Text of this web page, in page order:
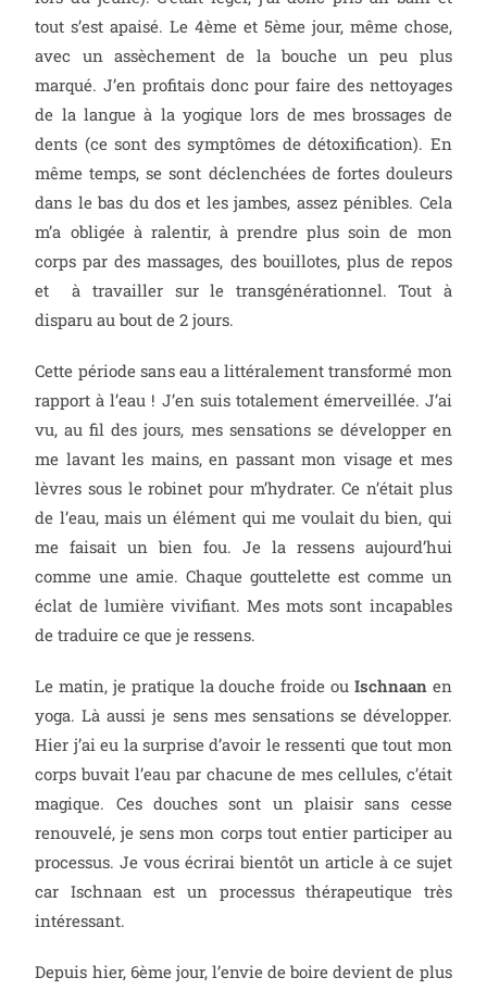
tout s’est apaisé. Le 4ème et 5ème jour, même chose,
avec un assèchement de la bouche un peu plus
marqué. J’en profitais donc pour faire des nettoyages
de la langue à la yogique lors de mes brossages de
dents (ce sont des symptômes de détoxification). En
même temps, se sont déclenchées de fortes douleurs
dans le bas du dos et les jambes, assez pénibles. Cela
m’a obligée à ralentir, à prendre plus soin de mon
corps par des massages, des bouillotes, plus de repos
et à travailler sur le transgénérationnel. Tout à
disparu au bout de 2 jours.
Cette période sans eau a littéralement transformé mon
rapport à l’eau ! J’en suis totalement émerveillée. J’ai
vu, au fil des jours, mes sensations se développer en
me lavant les mains, en passant mon visage et mes
lèvres sous le robinet pour m’hydrater. Ce n’était plus
de l’eau, mais un élément qui me voulait du bien, qui
me faisait un bien fou. Je la ressens aujourd’hui
comme une amie. Chaque gouttelette est comme un
éclat de lumière vivifiant. Mes mots sont incapables
de traduire ce que je ressens.
Le matin, je pratique la douche froide ou Ischnaanen
yoga. Là aussi je sens mes sensations se développer.
Hier j’ai eu la surprise d’avoir le ressenti que tout mon
corps buvait l’eau par chacune de mes cellules, c’était
magique. Ces douches sont un plaisir sans cesse
renouvelé, je sens mon corps tout entier participer au
processus. Je vous écrirai bientôt un article à ce sujet
car Ischnaan est un processus thérapeutique très
intéressant.
Depuis hier, 6ème jour, l’envie de boire devient de plus